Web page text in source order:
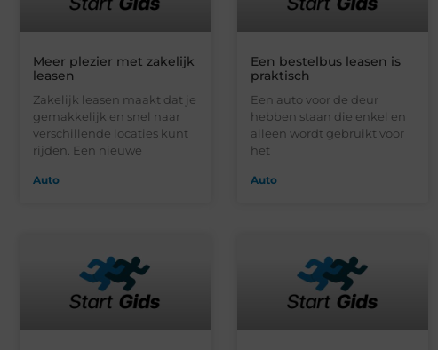
Meer plezier met zakelijk
leasen
Zakelijk leasen maakt dat je
gemakkelijk en snel naar
verschillende locaties kunt
rijden. Een nieuwe
Auto
Een bestelbus leasen is
praktisch
Een auto voor de deur
hebben staan die enkel en
alleen wordt gebruikt voor
het
Auto